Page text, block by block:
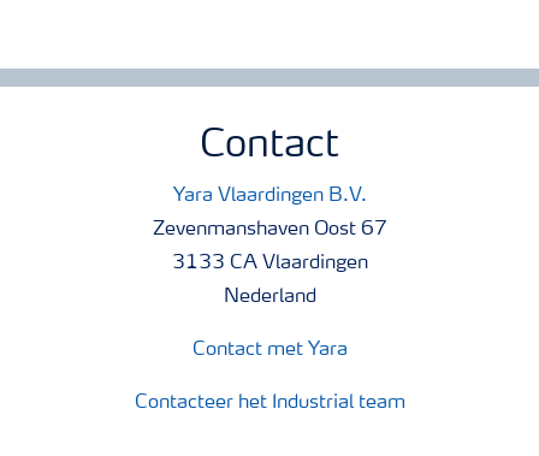
Contact
Yara Vlaardingen B.V.
Zevenmanshaven Oost 67
3133 CA Vlaardingen
Nederland
Contact met Yara
Contacteer het Industrial team